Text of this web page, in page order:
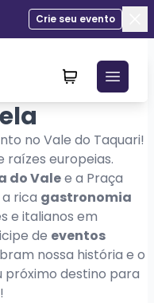
Crie seu evento
no Vale do Taquari!
raízes europeias.
do Valee a Praça
rica gastronomia
e italianos em
de eventos
nossa história e o
próximo destino para
!